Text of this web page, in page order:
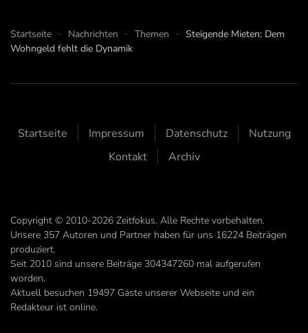
Startseite Nachrichten Themen
Steigende Mieten: Dem
Wohngeld fehlt die Dynamik
Startseite Impressum Datenschutz
Nutzung
Kontakt
Archiv
Copyright © 2010-2026 Zeitfokus. Alle Rechte vorbehalten.
Unsere 357 Autoren und Partner haben für uns 16224 Beiträgen
produziert.
Seit 2010 sind unsere Beiträge 304347260 mal aufgerufen
worden.
Aktuell besuchen 19497 Gäste unserer Webseite und ein
Redakteur ist online.